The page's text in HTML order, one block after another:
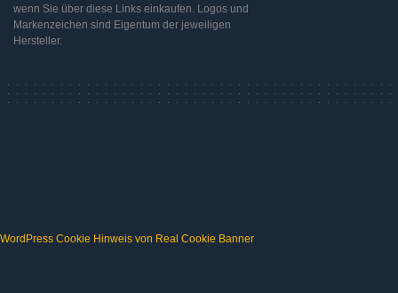
wenn Sie über diese Links einkaufen. Logos und
Markenzeichen sind Eigentum der jeweiligen
Hersteller.
WordPress Cookie Hinweis von Real Cookie Banner